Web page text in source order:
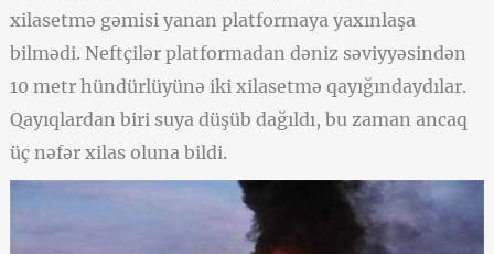
xilasetmə gəmisi yanan platformaya yaxınlaşa
bilmədi. Neftçilər platformadan dəniz səviyyəsindən
10 metr hündürlüyünə iki xilasetmə qayığındaydılar.
Qayıqlardan biri suya düşüb dağıldı, bu zaman ancaq
üç nəfər xilas oluna bildi.